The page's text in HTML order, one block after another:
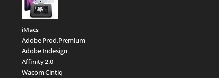
iMacs
Adobe Prod.Premium
Adobe Indesign
Affinity 2.0
Wacom Cintiq